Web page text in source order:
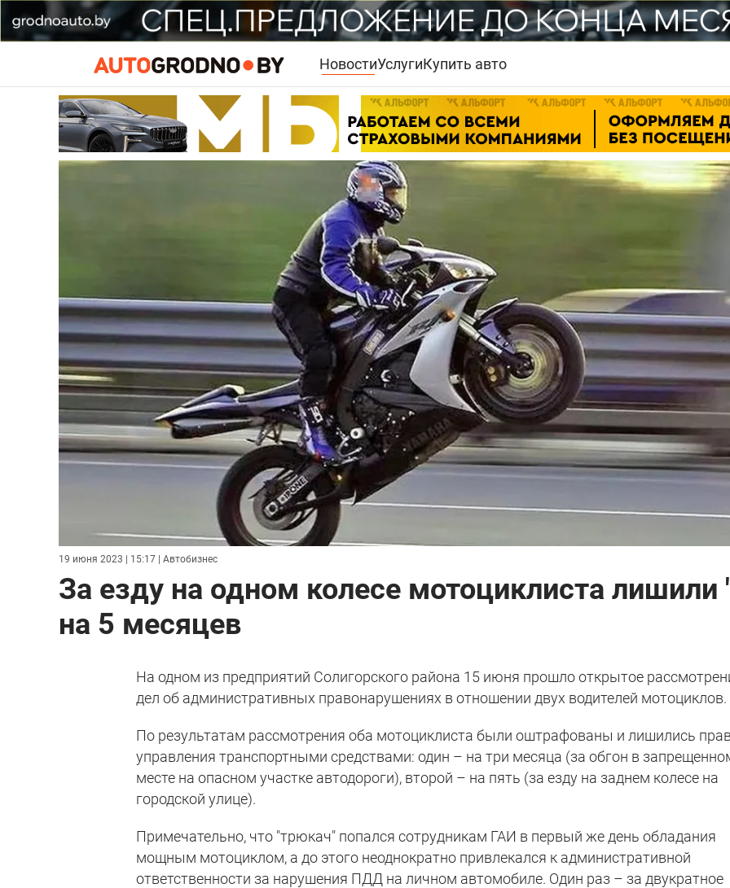
НовостиУслугиКупить авто
19 июня 2023 | 15:17 | Автобизнес
За езду на одном колесе мотоциклиста лишили
на 5 месяцев
На одном из предприятий Солигорского района 15 июня прошло открытое
дел об административных правонарушениях в отношении двух водителей мотоциклов.
По результатам рассмотрения оба мотоциклиста были оштрафованы и лишились
управления транспортными средствами: один – на три месяца (за обгон в
месте на опасном участке автодороги), второй – на пять (за езду на заднем колесе на
городской улице).
Примечательно, что "трюкач" попался сотрудникам ГАИ в первый же день обладания
мощным мотоциклом, а до этого неоднократно привлекался к административной
ответственности за нарушения ПДД на личном автомобиле. Один раз – за двукратное